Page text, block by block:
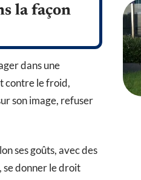
la façon
dans une
contre le froid,
son image, refuser
ses goûts, avec des
se donner le droit